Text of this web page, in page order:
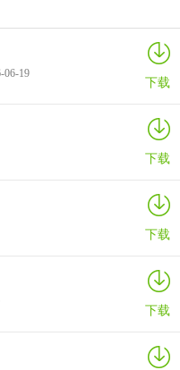
恶魔猎手
神、恶魔猎手
士、暗黑萝莉
熊、鹿灵主教
女、恶魔猎手
最后庇护所瘟疫
御兽岛
06-19 下载
下载
下载
下载